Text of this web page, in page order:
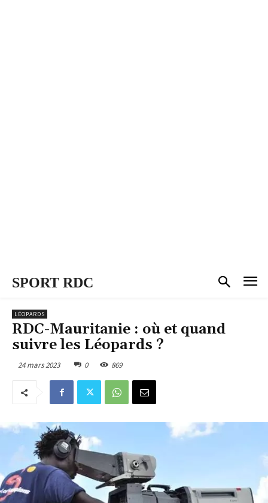
SPORT RDC
LÉOPARDS
RDC-Mauritanie : où et quand
suivre les Léopards ?
24 mars 2023 0 869